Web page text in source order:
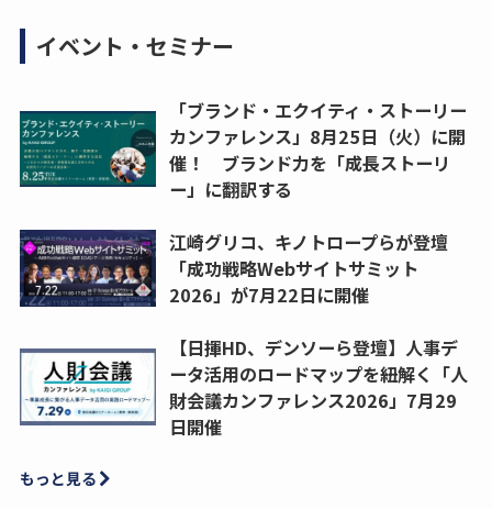
イベント・セミナー
「ブランド・エクイティ・ストーリー
カンファレンス」8月25日（火）に開
催！ ブランド力を「成長ストーリ
ー」に翻訳する
江崎グリコ、キノトロープらが登壇
「成功戦略Webサイトサミット
2026」が7月22日に開催
【日揮HD、デンソーら登壇】人事デ
ータ活用のロードマップを紐解く「人
財会議カンファレンス2026」7月29
日開催
もっと見る